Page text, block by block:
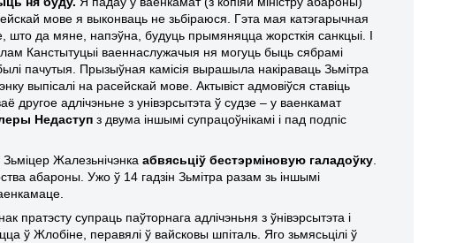
мове я выконваць не зьбіраюся. Гэта мая катэгарычная
да мяне, напэўна, будуць прымяняцца жорсткія санкцыі. І
Канстытуцыі ваеннаслужачыя ня могуць быць сябрамі
пачутыя . Прызыўная камісія вырашыла накіраваць Зьмітра
выпісалі на расейскай мове. Актывіст адмовіўся ставіць
другое адлічэньне з унівэрсытэта ў судзе – у ваенкамат
Недаступ з двума іншымі супрацоўнікамі і пад подпіс
Жалезьнічэнкаабвясьціў бестэрміновую галадоўку
абароны. Ужо ў 14 гадзін Зьмітра разам зь іншымі
пратэсту супраць паўторнага адлічэньня з ўнівэрсытэта і
ў Жлобіне, перавялі ў вайсковы шпіталь. Яго зьмясьцілі ў